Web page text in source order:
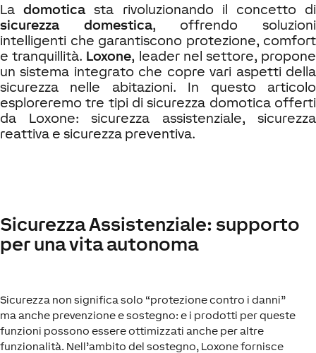
Ladomotica sta rivoluzionando il concetto di
sicurezza domestica, offrendo soluzioni
intelligenti che garantiscono protezione, comfort
e tranquillità. Loxone, leader nel settore, propone
un sistema integrato che copre vari aspetti della
sicurezza nelle abitazioni. In questo articolo
esploreremo tre tipi di sicurezza domotica offerti
da Loxone: sicurezza assistenziale, sicurezza
reattiva e sicurezza preventiva.
Sicurezza Assistenziale: supporto
per una vita autonoma
Sicurezza non significa solo “protezione contro i danni”
ma anche prevenzione e sostegno: e i prodotti per queste
funzioni possono essere ottimizzati anche per altre
funzionalità. Nell’ambito del sostegno, Loxone fornisce